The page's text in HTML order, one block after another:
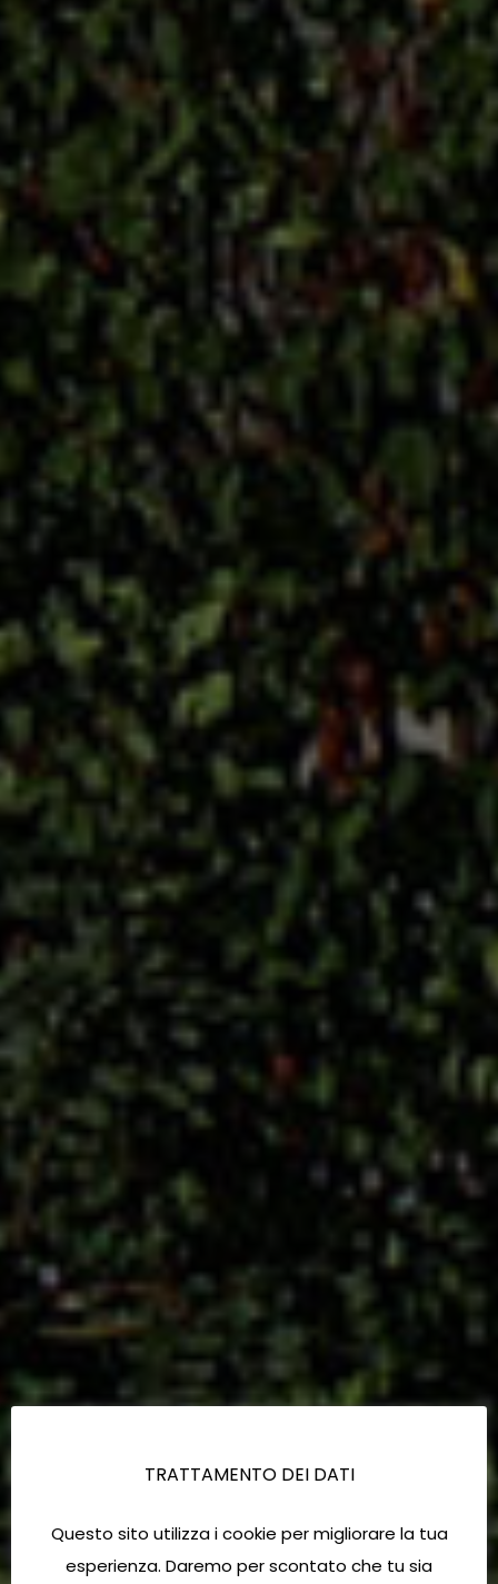
TRATTAMENTO DEI DATI
Questo sito utilizza i cookie per migliorare la tua
esperienza. Daremo per scontato che tu sia